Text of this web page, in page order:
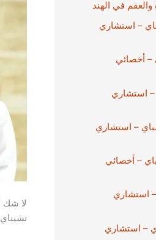
في الهند
– استشاري
– أخصائي
– استشاري
– استشاري
– أخصائي
استشاري
– استشاري
لا شك